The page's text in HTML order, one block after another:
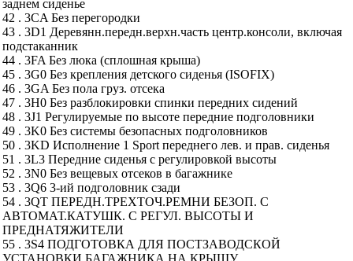
заднем сиденье
42 . 3CA Без перегородки
43 . 3D1 Деревянн.передн.верхн.часть центр.консоли, включая
подстаканник
44 . 3FA Без люка (сплошная крыша)
45 . 3G0 Без крепления детского сиденья (ISOFIX)
46 . 3GA Без пола груз. отсека
47 . 3H0 Без разблокировки спинки передних сидений
48 . 3J1 Регулируемые по высоте передние подголовники
49 . 3K0 Без системы безопасных подголовников
50 . 3KD Исполнение 1 Sport переднего лев. и прав. сиденья
51 . 3L3 Передние сиденья с регулировкой высоты
52 . 3N0 Без вещевых отсеков в багажнике
53 . 3Q6 3-ий подголовник сзади
54 . 3QT ПЕРЕДН.ТРЕХТОЧ.РЕМНИ БЕЗОП. С
АВТОМАТ.КАТУШК. С РЕГУЛ. ВЫСОТЫ И
ПРЕДНАТЯЖИТЕЛИ
55 . 3S4 ПОДГОТОВКА ДЛЯ ПОСТЗАВОДСКОЙ
УСТАНОВКИ БАГАЖНИКА НА КРЫШУ